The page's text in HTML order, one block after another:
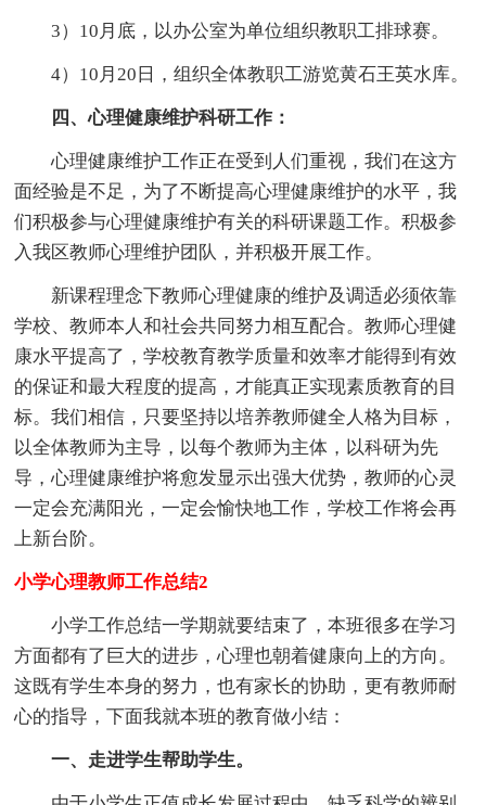
3）10月底，以办公室为单位组织教职工排球赛。
4）10月20日，组织全体教职工游览黄石王英水库。
四、心理健康维护科研工作：
心理健康维护工作正在受到人们重视，我们在这方
面经验是不足，为了不断提高心理健康维护的水平，我
们积极参与心理健康维护有关的科研课题工作。积极参
入我区教师心理维护团队，并积极开展工作。
新课程理念下教师心理健康的维护及调适必须依靠
学校、教师本人和社会共同努力相互配合。教师心理健
康水平提高了，学校教育教学质量和效率才能得到有效
的保证和最大程度的提高，才能真正实现素质教育的目
标。我们相信，只要坚持以培养教师健全人格为目标，
以全体教师为主导，以每个教师为主体，以科研为先
导，心理健康维护将愈发显示出强大优势，教师的心灵
一定会充满阳光，一定会愉快地工作，学校工作将会再
上新台阶。
小学心理教师工作总结2
小学工作总结一学期就要结束了，本班很多在学习
方面都有了巨大的进步，心理也朝着健康向上的方向。
这既有学生本身的努力，也有家长的协助，更有教师耐
心的指导，下面我就本班的教育做小结：
一、走进学生帮助学生。